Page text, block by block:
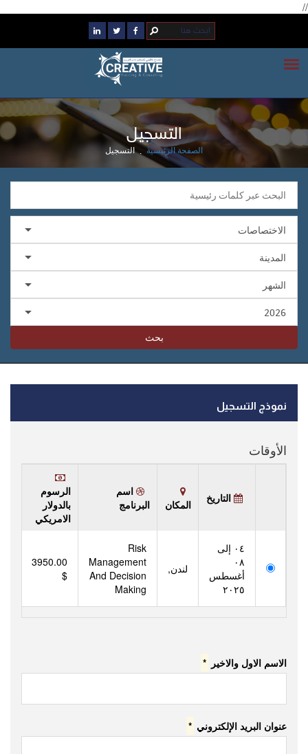
//
التسجيل
الصفحة الرئيسية التسجيل
بحث
نموذج التسجيل
الأوقات
التاريخ المكان
اسم
البرنامج
الرسوم
بالدولار
الامريكي
٠٤ إلى
٠٨
أغسطس
٢٠٢٥
لندن,
Risk
Management
And Decision
Making
3950.00
$
الاسم الاول والاخير *
عنوان البريد الإلكتروني *